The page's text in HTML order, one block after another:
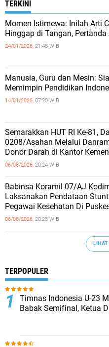
TERKINI
Momen Istimewa: Inilah Arti
Hinggap di Tangan, Pertanda
24/01/2026, 21:48 WIB
Manusia, Guru dan Mesin:
Memimpin Pendidikan
14/01/2026, 07:20 WIB
Semarakkan HUT RI Ke-81,
0208/Asahan Melalui
Donor Darah di Kantor
06/08/2026, 20:24 WIB
Babinsa Koramil 07/AJ
Laksanakan Pendataan
Pegawai Kesehatan Di
06/08/2026, 20:23 WIB
TERPOPULER
Timnas Indonesia U-23
Babak Semifinal, Ketua